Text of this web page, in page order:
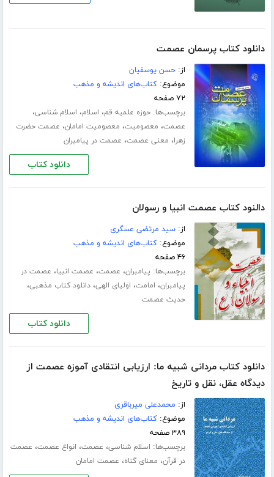
دانلود کتاب پرسمان عصمت
از:حسن یوسفیان
موضوع:کتاب‌های اندیشه و مذهب
۷۲ صفحه
برچسب‌ها:حوزه علمیه قم، اسلام، اسلام شناسی،
عصمت، معصومیت، معصومیت امامان، عصمت حضرت
زهرا، معنی عصمت، عصمت در پیامبران
دانلود کتاب
دالنود کتاب عصمت انبیا و رسولان
از:سید مرتضی عسگری
موضوع:کتاب‌های اندیشه و مذهب
۴۶ صفحه
برچسب‌ها: پیامبران، عصمت، عصمت انبیا، عصمت در
پیامبران، امامت، اولیای الهی،دانلود کتاب مذهبی،
حدیث عصمت
دانلود کتاب
دانلود کتاب مردانی شبیه ما: ارزیابی انتقادی آموزه عصمت از
دیدگاه عقل، نقل و تاریخ
از: محمدعلی میرباقری
موضوع:کتاب‌های اندیشه و مذهب
۳۸۹ صفحه
برچسب‌ها: اسلام شناسی، عصمت، انواع عصمت، عصمت
در قرآن، معنای گناه، عصمت امامان